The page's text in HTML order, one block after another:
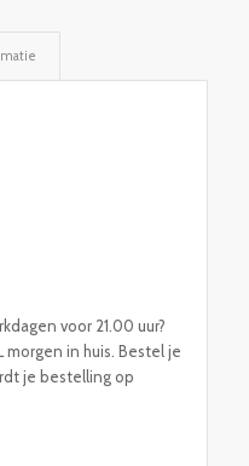
voor 21.00 uur?
in huis. Bestel je
je bestelling op